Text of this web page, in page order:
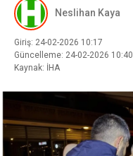
Neslihan Kaya
Giriş: 24-02-2026 10:17
Güncelleme: 24-02-2026 10:40
Kaynak: İHA